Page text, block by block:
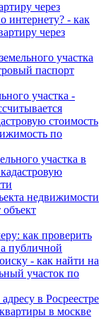
через
интернету? - как
через
участка
паспорт
участка -
стоимость
по
участка в
недвижимости
объект
как проверить
публичной
- как найти на
участок по
в Росреестре
в москве